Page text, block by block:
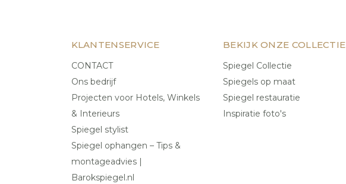
KLANTENSERVICE
CONTACT
Ons bedrijf
Projecten voor Hotels, Winkels
& Interieurs
Spiegel stylist
Spiegel ophangen – Tips &
montageadvies |
Barokspiegel.nl
BEKIJK ONZE COLLECTIE
Spiegel Collectie
Spiegels op maat
Spiegel restauratie
Inspiratie foto's